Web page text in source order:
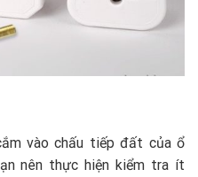
vào chấu tiếp đất của ổ
nên thực hiện kiểm tra ít